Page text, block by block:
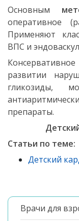
Основным
оперативное
Применяют
ВПС и
развитии
гликозиды,
препараты.
Статьи по теме:
Детский
Врачи для